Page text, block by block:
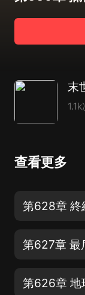
查看更多
第628章 終
第627章 最
第626章 地